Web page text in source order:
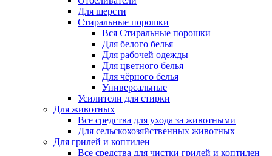
Для шерсти
Стиральные порошки
Вся Стиральные порошки
Для белого белья
Для рабочей одежды
Для цветного белья
Для чёрного белья
Универсальные
Усилители для стирки
Для животных
Все средства для ухода за животными
Для сельскохозяйственных животных
Для грилей и коптилен
Все средства для чистки грилей и коптилен